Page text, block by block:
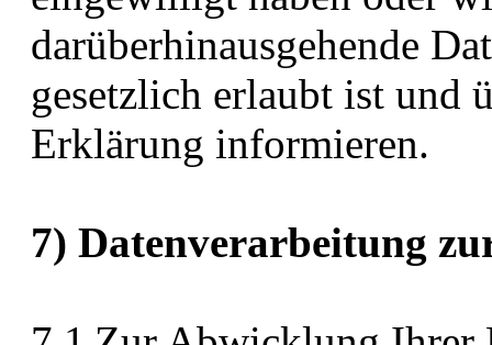
darüberhinausgehende
gesetzlich erlaubt ist und
Erklärung informieren.
7) Datenverarbeitung